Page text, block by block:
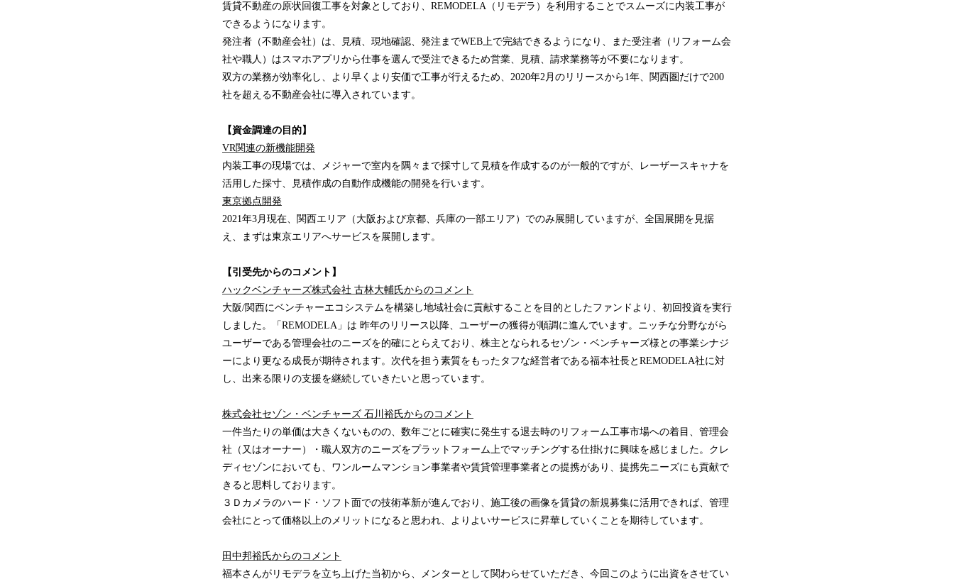
賃貸不動産の原状回復工事を対象としており、REMODELA（リモデラ）を利用することでスムーズに内装工事が
できるようになります。
発注者（不動産会社）は、見積、現地確認、発注までWEB上で完結できるようになり、また受注者（リフォーム会
社や職人）はスマホアプリから仕事を選んで受注できるため営業、見積、請求業務等が不要になります。
双方の業務が効率化し、より早くより安価で工事が行えるため、2020年2月のリリースから1年、関西圏だけで200
社を超える不動産会社に導入されています。
【資金調達の目的】
VR関連の新機能開発
内装工事の現場では、メジャーで室内を隅々まで採寸して見積を作成するのが一般的ですが、レーザースキャナを
活用した採寸、見積作成の自動作成機能の開発を行います。
東京拠点開発
2021年3月現在、関西エリア（大阪および京都、兵庫の一部エリア）でのみ展開していますが、全国展開を見据
え、まずは東京エリアへサービスを展開します。
【引受先からのコメント】
ハックベンチャーズ株式会社 古林大輔氏からのコメント
大阪/関西にベンチャーエコシステムを構築し地域社会に貢献することを目的としたファンドより、初回投資を実行
しました。「REMODELA」は 昨年のリリース以降、ユーザーの獲得が順調に進んでいます。ニッチな分野ながら
ユーザーである管理会社のニーズを的確にとらえており、株主となられるセゾン・ベンチャーズ様との事業シナジ
ーにより更なる成長が期待されます。次代を担う素質をもったタフな経営者である福本社長とREMODELA社に対
し、出来る限りの支援を継続していきたいと思っています。
株式会社セゾン・ベンチャーズ 石川裕氏からのコメント
一件当たりの単価は大きくないものの、数年ごとに確実に発生する退去時のリフォーム工事市場への着目、管理会
社（又はオーナー）・職人双方のニーズをプラットフォーム上でマッチングする仕掛けに興味を感じました。クレ
ディセゾンにおいても、ワンルームマンション事業者や賃貸管理事業者との提携があり、提携先ニーズにも貢献で
きると思料しております。
３Ｄカメラのハード・ソフト面での技術革新が進んでおり、施工後の画像を賃貸の新規募集に活用できれば、管理
会社にとって価格以上のメリットになると思われ、よりよいサービスに昇華していくことを期待しています。
田中邦裕氏からのコメント
福本さんがリモデラを立ち上げた当初から、メンターとして関わらせていただき、今回このように出資をさせてい